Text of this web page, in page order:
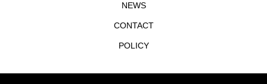
NEWS
CONTACT
POLICY